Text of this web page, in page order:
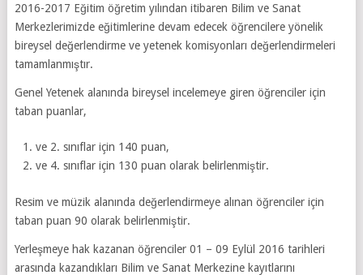
2016-2017 Eğitim öğretim yılından itibaren Bilim ve Sanat
Merkezlerimizde eğitimlerine devam edecek öğrencilere yönelik
bireysel değerlendirme ve yetenek komisyonları değerlendirmeleri
tamamlanmıştır.
Genel Yetenek alanında bireysel incelemeye giren öğrenciler için
taban puanlar,
ve 2. sınıflar için 140 puan,
ve 4. sınıflar için 130 puan olarak belirlenmiştir.
Resim ve müzik alanında değerlendirmeye alınan öğrenciler için
taban puan 90 olarak belirlenmiştir.
Yerleşmeye hak kazanan öğrenciler 01 – 09 Eylül 2016 tarihleri
arasında kazandıkları Bilim ve Sanat Merkezine kayıtlarını